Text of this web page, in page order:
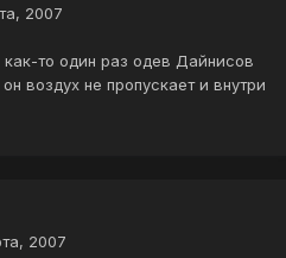
2007
то один раз одев Дайнисов
воздух не пропускает и внутри
2007